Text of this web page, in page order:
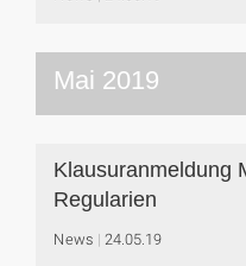
Mai 2019
Klausuranmeldung
Regularien
News 24.05.19